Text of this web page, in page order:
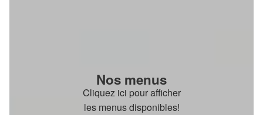
Nos menus
Cliquez ici pour afficher
les menus disponibles!